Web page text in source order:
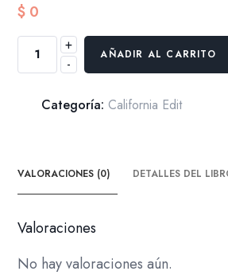
$ 0
-
Acompañamiento
Psicosocial
Personas
Desplazamiento
+
AÑADIR AL CARRITO
Categoría: California Edit
VALORACIONES (0) DETALLES DEL
Valoraciones
No hay valoraciones aún.